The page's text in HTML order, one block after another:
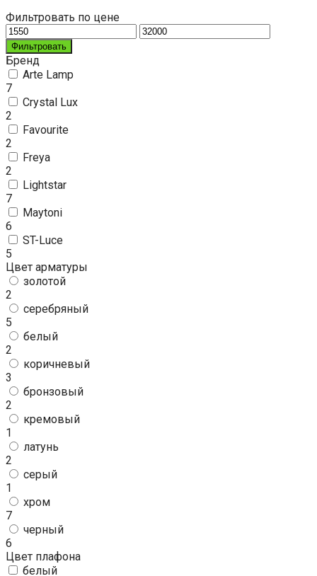
Фильтровать по цене
Фильтровать
Бренд
Arte Lamp
7
Crystal Lux
2
Favourite
2
Freya
2
Lightstar
7
Maytoni
6
ST-Luce
5
Цвет арматуры
золотой
2
серебряный
5
белый
2
коричневый
3
бронзовый
2
кремовый
1
латунь
2
серый
1
хром
7
черный
6
Цвет плафона
белый